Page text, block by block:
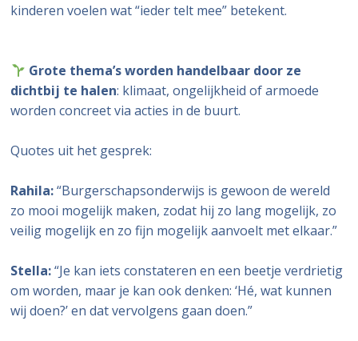
kinderen voelen wat “ieder telt mee” betekent.
Grote thema’s worden handelbaar door ze
dichtbij te halen: klimaat, ongelijkheid of armoede
worden concreet via acties in de buurt.
Quotes uit het gesprek:
Rahila:“Burgerschapsonderwijs is gewoon de wereld
zo mooi mogelijk maken, zodat hij zo lang mogelijk, zo
veilig mogelijk en zo fijn mogelijk aanvoelt met elkaar.”
Stella:“Je kan iets constateren en een beetje verdrietig
om worden, maar je kan ook denken: ‘Hé, wat kunnen
wij doen?’ en dat vervolgens gaan doen.”